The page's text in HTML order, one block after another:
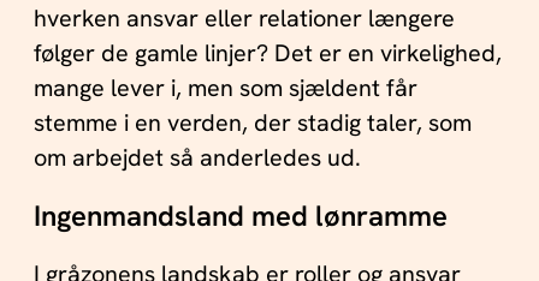
hverken ansvar eller relationer længere
følger de gamle linjer? Det er en virkelighed,
mange lever i, men som sjældent får
stemme i en verden, der stadig taler, som
om arbejdet så anderledes ud.
Ingenmandsland med lønramme
I gråzonens landskab er roller og ansvar